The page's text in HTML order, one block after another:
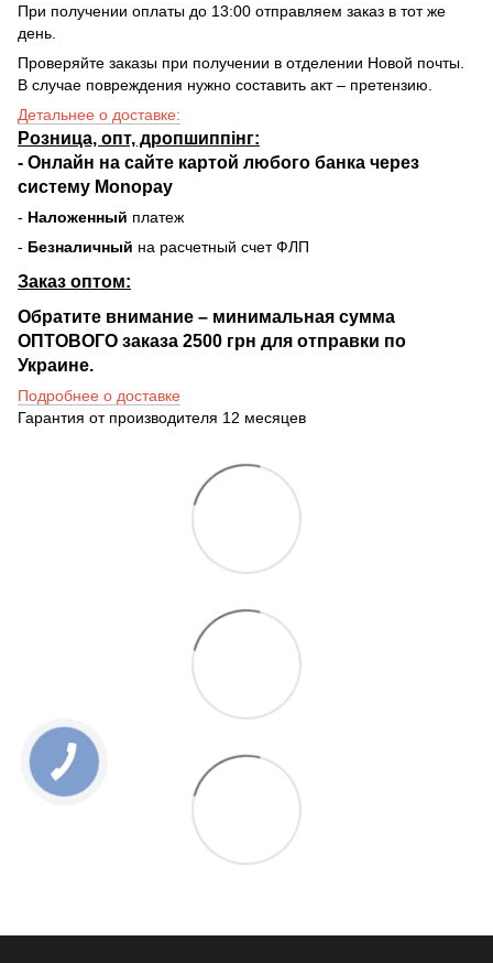
При получении оплаты до 13:00 отправляем заказ в тот же
день.
Проверяйте заказы при получении в отделении Новой почты.
В случае повреждения нужно составить акт – претензию.
Детальнее о доставке:
Розница, опт, дропшиппінг:
- Онлайн на сайте картой любого банка через
систему Monopay
- Наложенный платеж
- Безналичный на расчетный счет ФЛП
Заказ оптом:
Обратите внимание – минимальная сумма
ОПТОВОГО заказа 2500 грн для отправки по
Украине.
Подробнее о доставке
Гарантия от производителя 12 месяцев